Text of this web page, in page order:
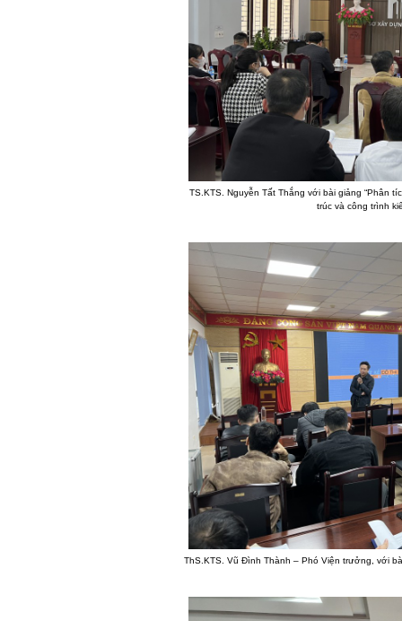
TS.KTS. Nguyễn Tất Thắng với bài giảng “Phân
trúc và công trình
ThS.KTS. Vũ Đình Thành – Phó Viện trưởng, với